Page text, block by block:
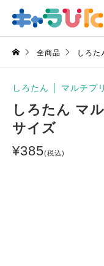
全商品 しろた
しろたん マルチプ
しろたん マ
サイズ
¥385(税込)